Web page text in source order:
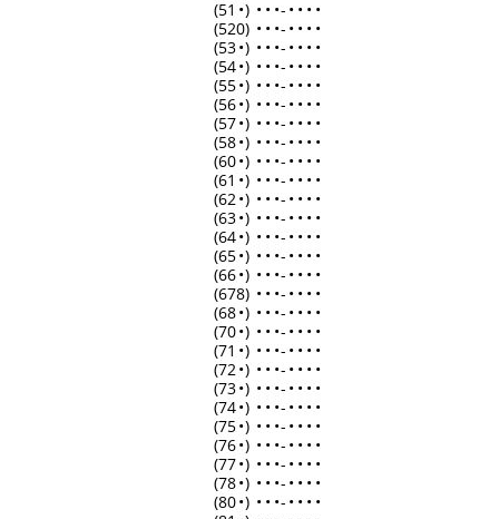
(51 •) • • •- • • • •
(520) • • •- • • • •
(53•) • • •- • • • •
(54•) • • •- • • • •
(55•) • • •- • • • •
(56•) • • •- • • • •
(57•) • • •- • • • •
(58•) • • •- • • • •
(60•) • • •- • • • •
(61 •) • • •- • • • •
(62•) • • •- • • • •
(63•) • • •- • • • •
(64•) • • •- • • • •
(65•) • • •- • • • •
(66•) • • •- • • • •
(678) • • •- • • • •
(68•) • • •- • • • •
(70•) • • •- • • • •
(71 •) • • •- • • • •
(72•) • • •- • • • •
(73•) • • •- • • • •
(74•) • • •- • • • •
(75•) • • •- • • • •
(76•) • • •- • • • •
(77•) • • •- • • • •
(78•) • • •- • • • •
(80•) • • •- • • • •